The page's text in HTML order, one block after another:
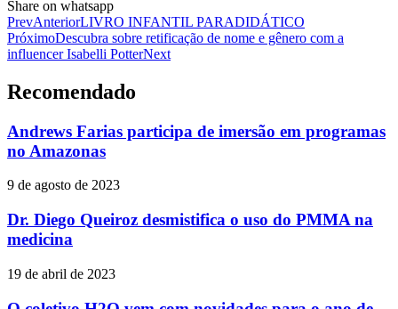
Share on whatsapp
PrevAnteriorLIVRO INFANTIL PARADIDÁTICO
PróximoDescubra sobre retificação de nome e gênero com a
influencer Isabelli PotterNext
Recomendado
Andrews Farias participa de imersão em programas
no Amazonas
9 de agosto de 2023
Dr. Diego Queiroz desmistifica o uso do PMMA na
medicina
19 de abril de 2023